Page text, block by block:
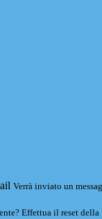
Verrà inviato un
Effettua il reset della